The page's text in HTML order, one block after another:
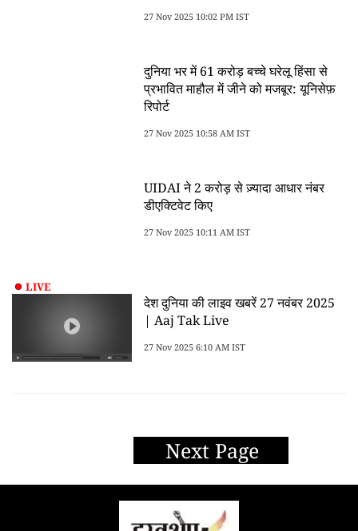
27 Nov 2025 10:02 PM IST
दुनिया भर में 61 करोड़ बच्चे घरेलू हिंसा से
प्रभावित माहौल में जीने को मजबूर: यूनिसेफ़
रिपोर्ट
27 Nov 2025 10:58 AM IST
UIDAI ने 2 करोड़ से ज़्यादा आधार नंबर
डीएक्टिवेट किए
27 Nov 2025 10:11 AM IST
LIVE
देश दुनिया की लाइव खबरें 27 नवंबर 2025
| Aaj Tak Live
27 Nov 2025 6:10 AM IST
Next Page